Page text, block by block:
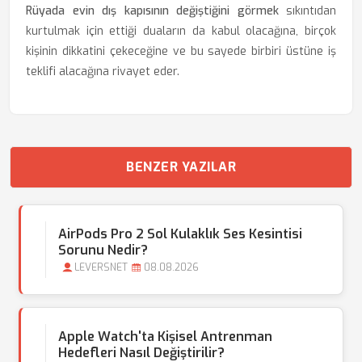
Rüyada evin dış kapısının değiştiğini görmeksıkıntıdan
kurtulmak için ettiği duaların da kabul olacağına, birçok
kişinin dikkatini çekeceğine ve bu sayede birbiri üstüne iş
teklifi alacağına rivayet eder.
BENZER YAZILAR
AirPods Pro 2 Sol Kulaklık Ses Kesintisi
Sorunu Nedir?
LEVERSNET 08.08.2026
Apple Watch'ta Kişisel Antrenman
Hedefleri Nasıl Değiştirilir?